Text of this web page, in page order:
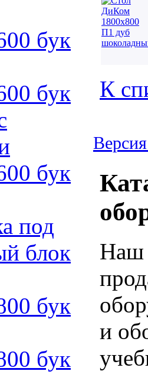
бук
бук
бук
под
блок
бук
бук
К
Наш
и